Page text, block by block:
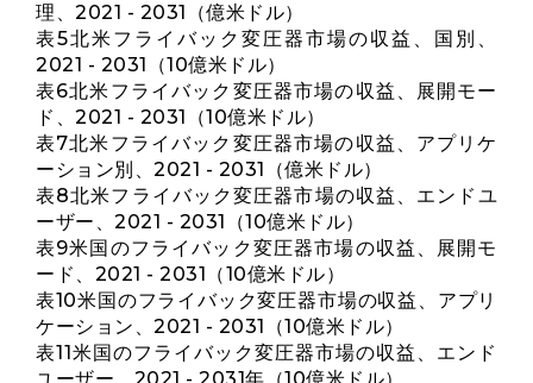
理、2021 - 2031（億米ドル）
表5北米フライバック変圧器市場の収益、国別、
2021 - 2031（10億米ドル）
表6北米フライバック変圧器市場の収益、展開モー
ド、2021 - 2031（10億米ドル）
表7北米フライバック変圧器市場の収益、アプリケ
ーション別、2021 - 2031（億米ドル）
表8北米フライバック変圧器市場の収益、エンドユ
ーザー、2021 - 2031（10億米ドル）
表9米国のフライバック変圧器市場の収益、展開モ
ード、2021 - 2031（10億米ドル）
表10米国のフライバック変圧器市場の収益、アプリ
ケーション、2021 - 2031（10億米ドル）
表11米国のフライバック変圧器市場の収益、エンド